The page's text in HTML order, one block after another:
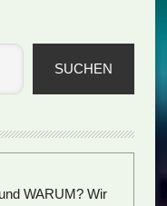
SUCHEN
WARUM? Wir